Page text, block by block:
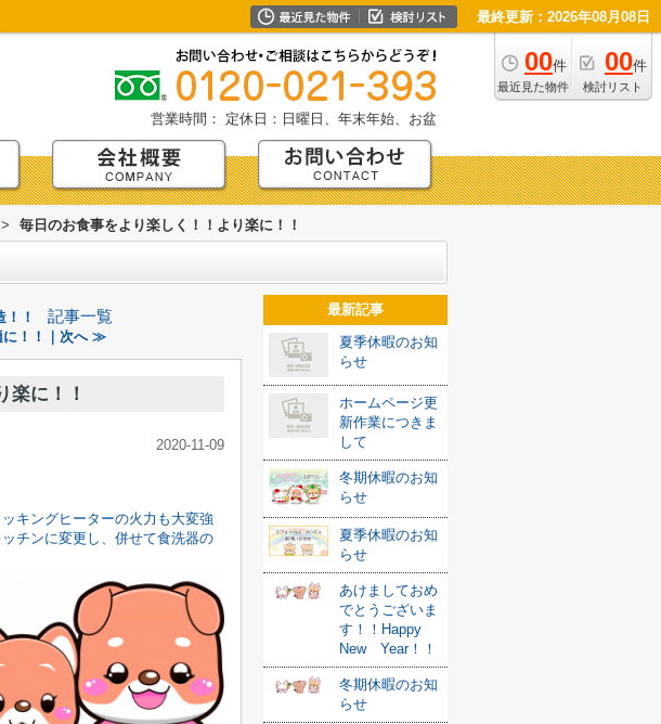
最終更新：2026年08月08日
00件
最近見た物件
00件
検討リスト
営業時間： 定休日：日曜日、年末年始、お盆
> 毎日のお食事をより楽しく！！より楽に！！
！ 記事一覧
に！！｜次へ ≫
楽に！！
2020-11-09
キングヒーターの火力も大変強
チンに変更し、併せて食洗器の
最新記事
夏季休暇のお知
らせ
ホームページ更
新作業につきま
して
冬期休暇のお知
らせ
夏季休暇のお知
らせ
あけましておめ
でとうございま
す！！Happy
New Year！！
冬期休暇のお知
らせ